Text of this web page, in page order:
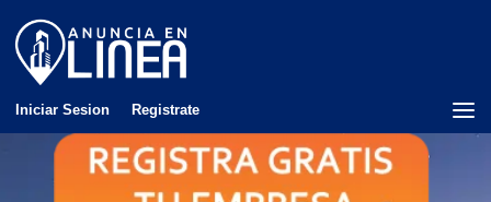
Iniciar Sesion Registrate